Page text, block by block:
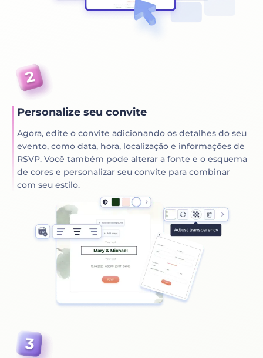
Personalize seu convite
Agora, edite o convite adicionando os detalhes do seu
evento, como data, hora, localização e informações de
RSVP. Você também pode alterar a fonte e o esquema
de cores e personalizar seu convite para combinar
com seu estilo.